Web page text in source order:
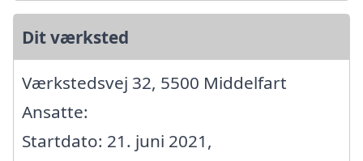
Dit værksted
Værkstedsvej 32, 5500 Middelfart
Ansatte:
Startdato: 21. juni 2021,